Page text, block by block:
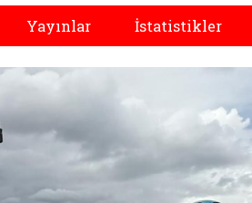
Yayınlar İstatistikler